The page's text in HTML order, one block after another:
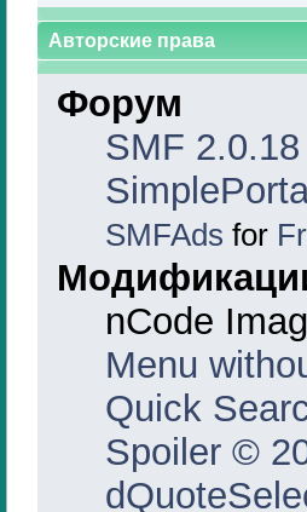
Авторские права
Форум
SMF 2.0.18
SMFAds for
nCode
Menu
Quick
Spoiler ©